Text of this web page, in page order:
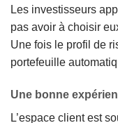
Les investisseurs
pas avoir à choisir
Une fois le profil de
portefeuille
Une bonne
L’espace client est